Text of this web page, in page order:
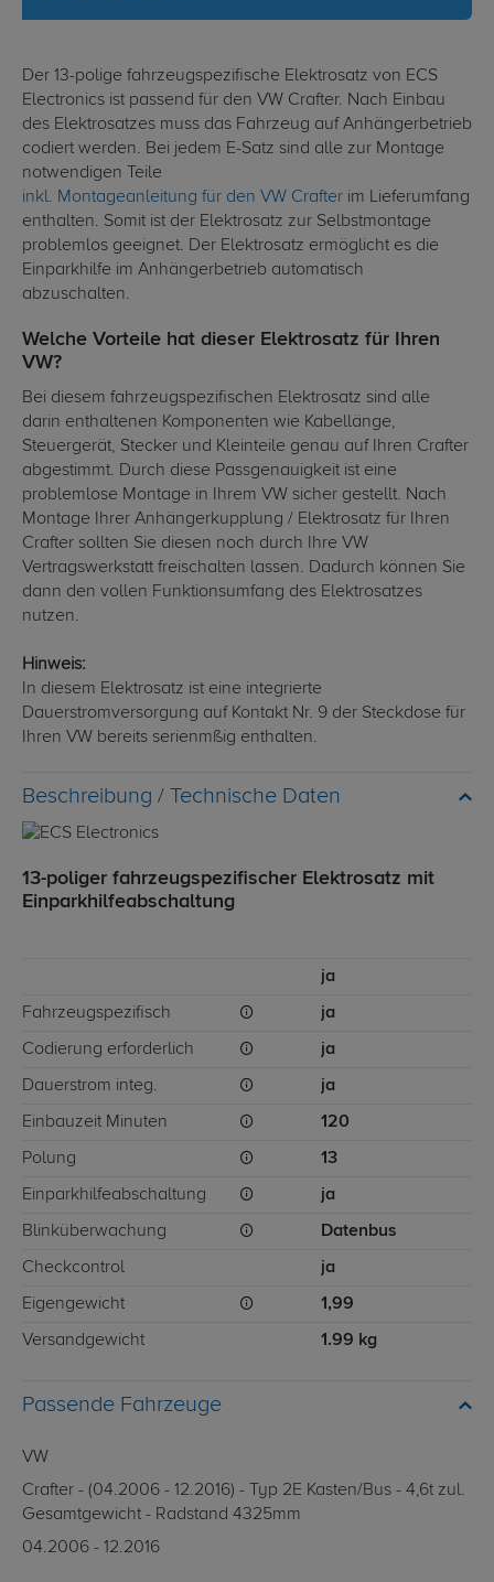
Der 13-polige fahrzeugspezifische Elektrosatz von ECS
Electronics ist passend für den VW Crafter. Nach Einbau
des Elektrosatzes muss das Fahrzeug auf Anhängerbetrieb
codiert werden. Bei jedem E-Satz sind alle zur Montage
notwendigen Teile
inkl. Montageanleitung für den VW Crafter im Lieferumfang
enthalten. Somit ist der Elektrosatz zur Selbstmontage
problemlos geeignet. Der Elektrosatz ermöglicht es die
Einparkhilfe im Anhängerbetrieb automatisch
abzuschalten.
Welche Vorteile hat dieser Elektrosatz für Ihren
VW?
Bei diesem fahrzeugspezifischen Elektrosatz sind alle
darin enthaltenen Komponenten wie Kabellänge,
Steuergerät, Stecker und Kleinteile genau auf Ihren Crafter
abgestimmt. Durch diese Passgenauigkeit ist eine
problemlose Montage in Ihrem VW sicher gestellt. Nach
Montage Ihrer Anhängerkupplung / Elektrosatz für Ihren
Crafter sollten Sie diesen noch durch Ihre VW
Vertragswerkstatt freischalten lassen. Dadurch können Sie
dann den vollen Funktionsumfang des Elektrosatzes
nutzen.
Hinweis:
In diesem Elektrosatz ist eine integrierte
Dauerstromversorgung auf Kontakt Nr. 9 der Steckdose für
Ihren VW bereits serienmßig enthalten.
Technische Daten
13-poliger fahrzeugspezifischer Elektrosatz mit
Einparkhilfeabschaltung
ja
Fahrzeugspezifisch ja
Codierung erforderlich ja
Dauerstrom integ. ja
Einbauzeit Minuten 120
Polung 13
Einparkhilfeabschaltung ja
Blinküberwachung Datenbus
Checkcontrol ja
Eigengewicht 1,99
Versandgewicht 1.99 kg
Passende Fahrzeuge
VW
Crafter - (04.2006 - 12.2016) - Typ 2E Kasten/Bus - 4,6t zul.
Gesamtgewicht - Radstand 4325mm
04.2006 - 12.2016